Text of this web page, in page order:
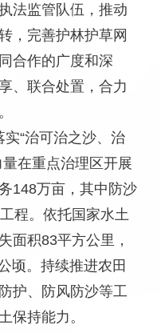
法监管队伍，推动
，完善护林护草网
合作的广度和深
、联合处置，合力
“治可治之沙、治
在重点治理区开展
148万亩，其中防沙
程。依托国家水土
面积83平方公里，
顷。持续推进农田
护、防风防沙等工
保持能力。